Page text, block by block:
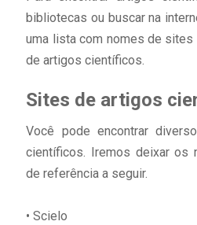
bibliotecas ou buscar na
uma lista com nomes de
de artigos científicos.
Sites de artigos
Você pode encontrar
científicos. Iremos deixar os
de referência a seguir.
• Scielo